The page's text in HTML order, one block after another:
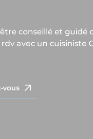
conseillé et guidé
avec un cuisiniste
vous